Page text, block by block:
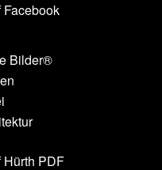
Facebook
Bilder®